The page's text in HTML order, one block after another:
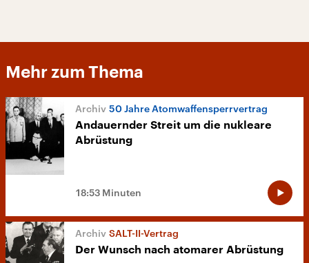
Mehr zum Thema
50 Jahre Atomwaffensperrvertrag
Andauernder Streit um die nukleare
Abrüstung
18:53 Minuten
SALT-II-Vertrag
Der Wunsch nach atomarer Abrüstung